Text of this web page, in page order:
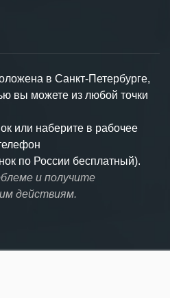
в Санкт-Петербурге,
вы можете из любой точки
или наберите в рабочее
по России бесплатный).
и получите
действиям.